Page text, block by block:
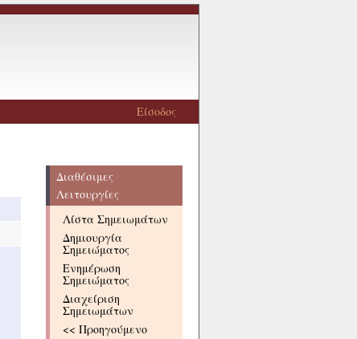
Είσοδος
Διαθέσιμες
Λειτουργίες
Λίστα Σημειωμάτων
Δημιουργία
Σημειώματος
Ενημέρωση
Σημειώματος
Διαχείριση
Σημειωμάτων
<< Προηγούμενο